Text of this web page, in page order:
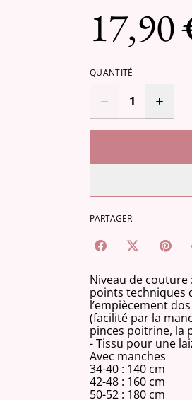
17,90
QUANTITÉ
PARTAGER
Niveau de couture
points techniques
l’empiècement
(facilité par la
pinces poitrine, la
- Tissu pour une
Avec manches
34-40 : 140 cm
42-48 : 160 cm
50-52 : 180 cm